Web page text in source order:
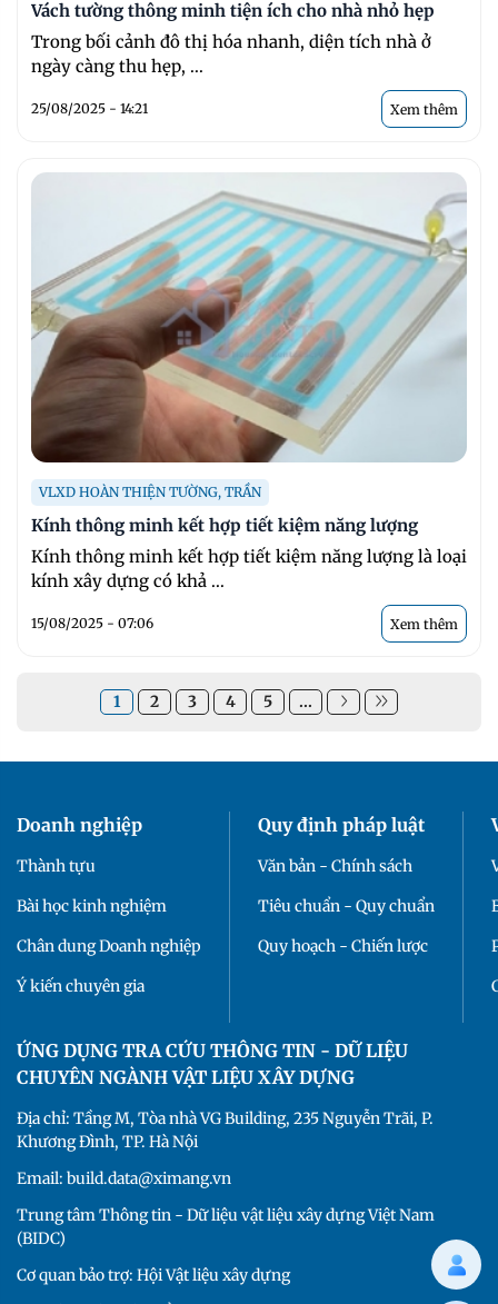
Vách tường thông minh tiện ích cho nhà nhỏ hẹp
Trong bối cảnh đô thị hóa nhanh, diện tích nhà ở
ngày càng thu hẹp, ...
25/08/2025 - 14:21 Xem thêm
VLXD HOÀN THIỆN TƯỜNG, TRẦN
Kính thông minh kết hợp tiết kiệm năng lượng
Kính thông minh kết hợp tiết kiệm năng lượng là loại
kính xây dựng có khả ...
15/08/2025 - 07:06 Xem thêm
1 2 3 4 5 ...
Doanh nghiệp
Thành tựu
Bài học kinh nghiệm
Chân dung Doanh nghiệp
Ý kiến chuyên gia
Quy định pháp luật
Văn bản - Chính sách
Tiêu chuẩn - Quy chuẩn
Quy hoạch - Chiến lược
ỨNG DỤNG TRA CỨU THÔNG TIN - DỮ LIỆU
CHUYÊN NGÀNH VẬT LIỆU XÂY DỰNG
Địa chỉ: Tầng M, Tòa nhà VG Building, 235 Nguyễn Trãi, P.
Khương Đình, TP. Hà Nội
Email: build.data@ximang.vn
Trung tâm Thông tin - Dữ liệu vật liệu xây dựng Việt Nam
(BIDC)
Cơ quan bảo trợ: Hội Vật liệu xây dựng